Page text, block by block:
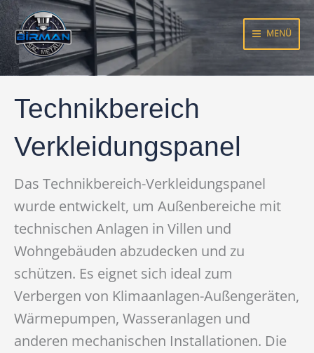
Zum
Inhalt
springen
MENÜ
Technikbereich
Verkleidungspanel
Das Technikbereich-Verkleidungspanel
wurde entwickelt, um Außenbereiche mit
technischen Anlagen in Villen und
Wohngebäuden abzudecken und zu
schützen. Es eignet sich ideal zum
Verbergen von Klimaanlagen-Außengeräten,
Wärmepumpen, Wasseranlagen und
anderen mechanischen Installationen. Die